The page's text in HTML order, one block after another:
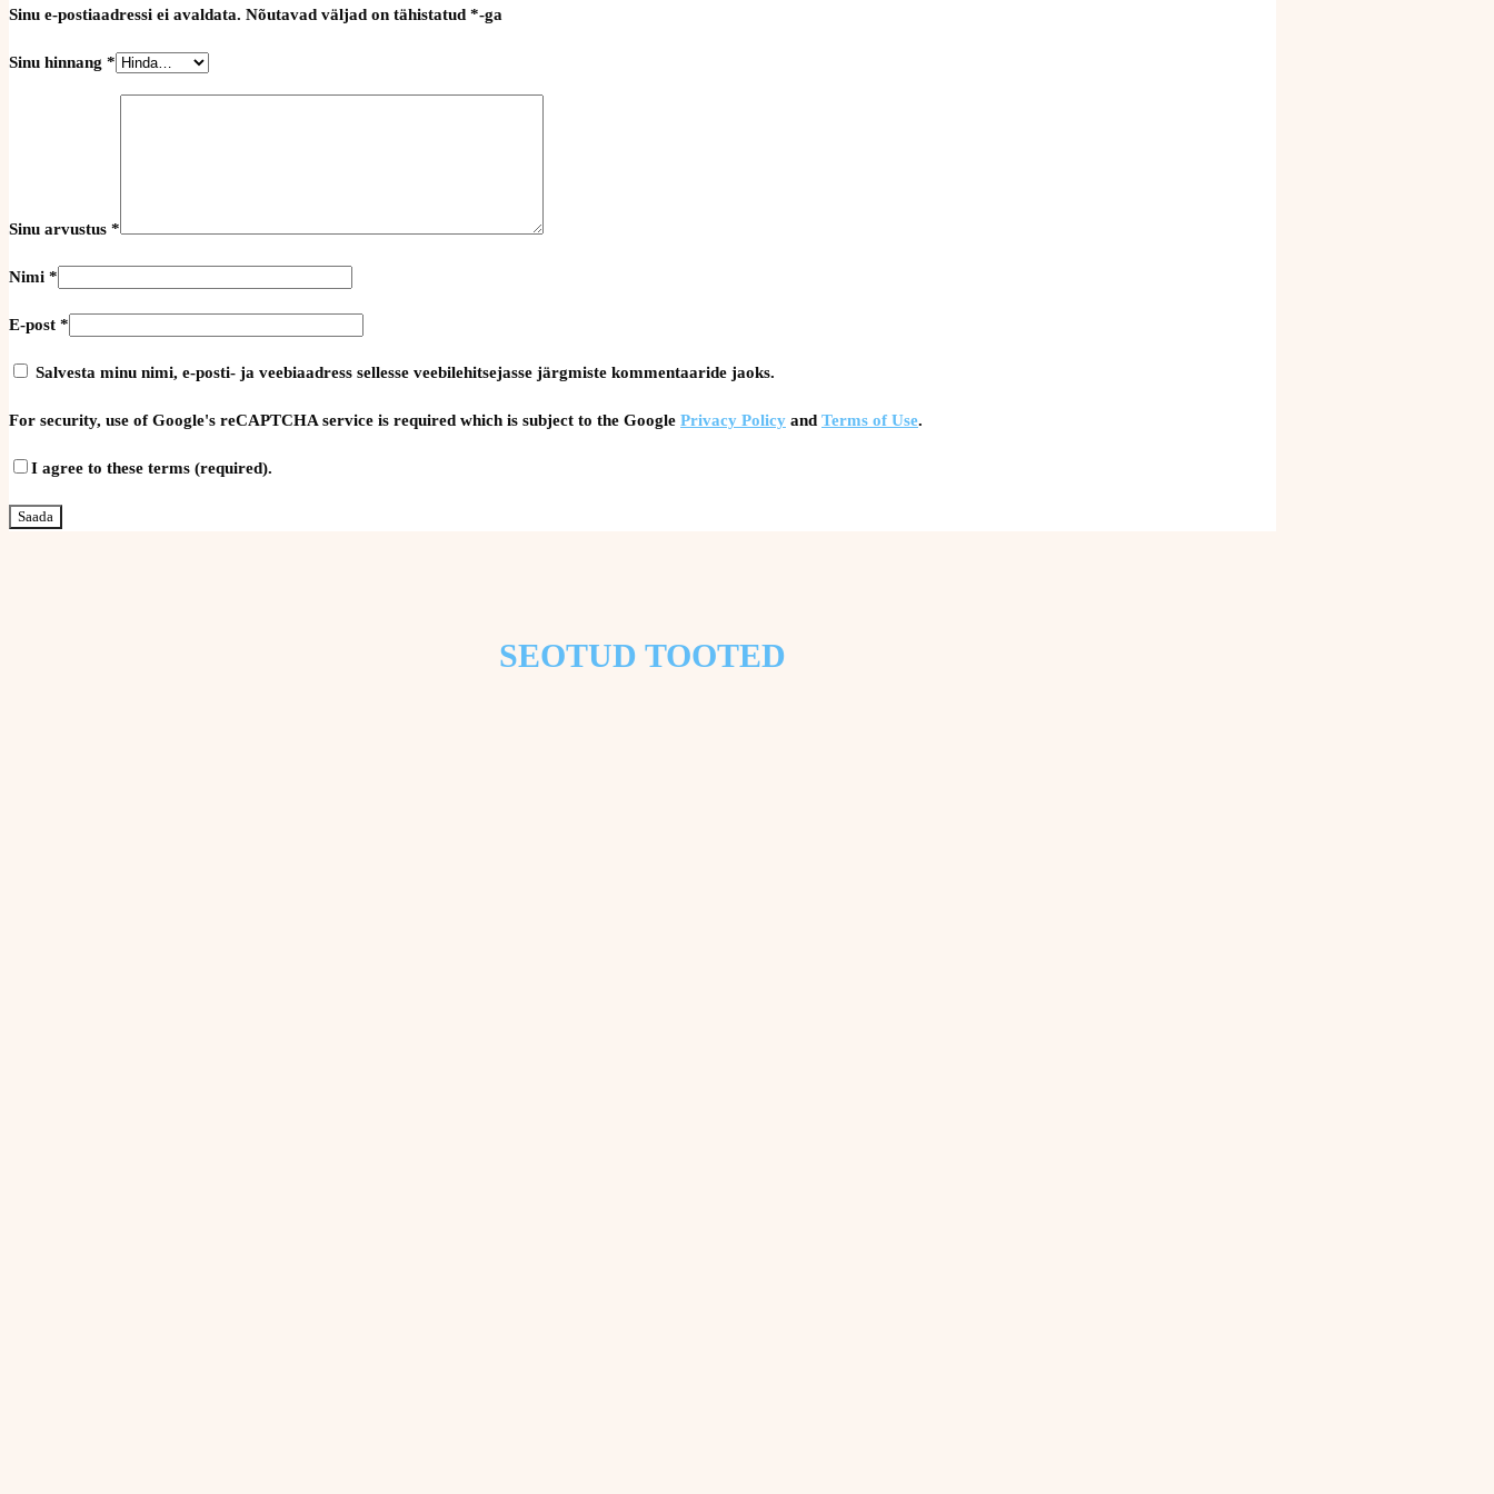
Sinu e-postiaadressi ei avaldata. Nõutavad väljad on tähistatud *-ga
Sinu hinnang *
Sinu arvustus *
Nimi *
E-post *
Salvesta minu nimi, e-posti- ja veebiaadress sellesse veebilehitsejasse järgmiste kommentaaride jaoks.
For security, use of Google's reCAPTCHA service is required which is subject to the Google Privacy Policy and Terms of Use.
I agree to these terms (required).
SEOTUD TOOTED